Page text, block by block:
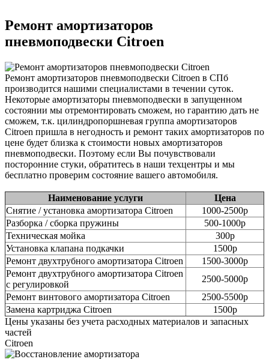
Ремонт амортизаторов
пневмоподвески Citroen
Ремонт амортизаторов пневмоподвески Citroen в СПб
производится нашими специалистами в течении суток.
Некоторые амортизаторы пневмоподвески в запущенном
состоянии мы отремонтировать сможем, но гарантию дать не
сможем, т.к. цилиндропоршневая группа амортизаторов
Citroen пришла в негодность и ремонт таких амортизаторов по
цене будет близка к стоимости новых амортизаторов
пневмоподвески. Поэтому если Вы почувствовали
посторонние стуки, обратитесь в наши техцентры и мы
бесплатно проверим состояние вашего автомобиля.
Наименование услуги
Цена
Снятие / установка амортизатора Citroen
1000-2500р
Разборка / сборка пружины
500-1000р
Техническая мойка
300р
Установка клапана подкачки
1500р
Ремонт двухтрубного амортизатора Citroen
1500-3000р
Ремонт двухтрубного амортизатора Citroen
с регулировкой
2500-5000р
Ремонт винтового амортизатора Citroen
2500-5500р
Замена картриджа Citroen
1500р
Цены указаны без учета расходных материалов и запасных
частей
Citroen